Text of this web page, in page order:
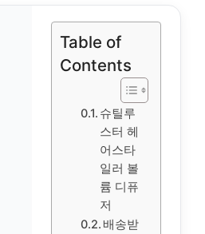
Table of
Contents
슈틸루
스터 헤
어스타
일러 볼
륨 디퓨
저
배송받